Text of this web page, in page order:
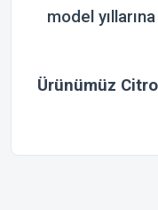
model
Ürünümüz